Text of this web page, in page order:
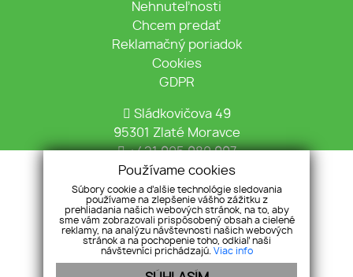
Nehnuteľnosti
Chcem predať
Reklamačný poriadok
Cookies
GDPR
Sládkovičova 49
95301 Zlaté Moravce
+421 905 980 997
info@tekovska.sk
Používame cookies
Súbory cookie a ďalšie technológie sledovania
používame na zlepšenie vášho zážitku z
prehliadania našich webových stránok, na to, aby
sme vám zobrazovali prispôsobený obsah a cielené
reklamy, na analýzu návštevnosti našich webových
stránok a na pochopenie toho, odkiaľ naši
návštevníci prichádzajú. Viac info